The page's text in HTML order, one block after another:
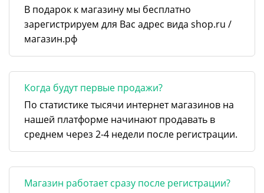
В подарок к магазину мы бесплатно
зарегистрируем для Вас адрес вида shop.ru /
магазин.рф
Когда будут первые продажи?
По статистике тысячи интернет магазинов на
нашей платформе начинают продавать в
среднем через 2-4 недели после регистрации.
Магазин работает сразу после регистрации?